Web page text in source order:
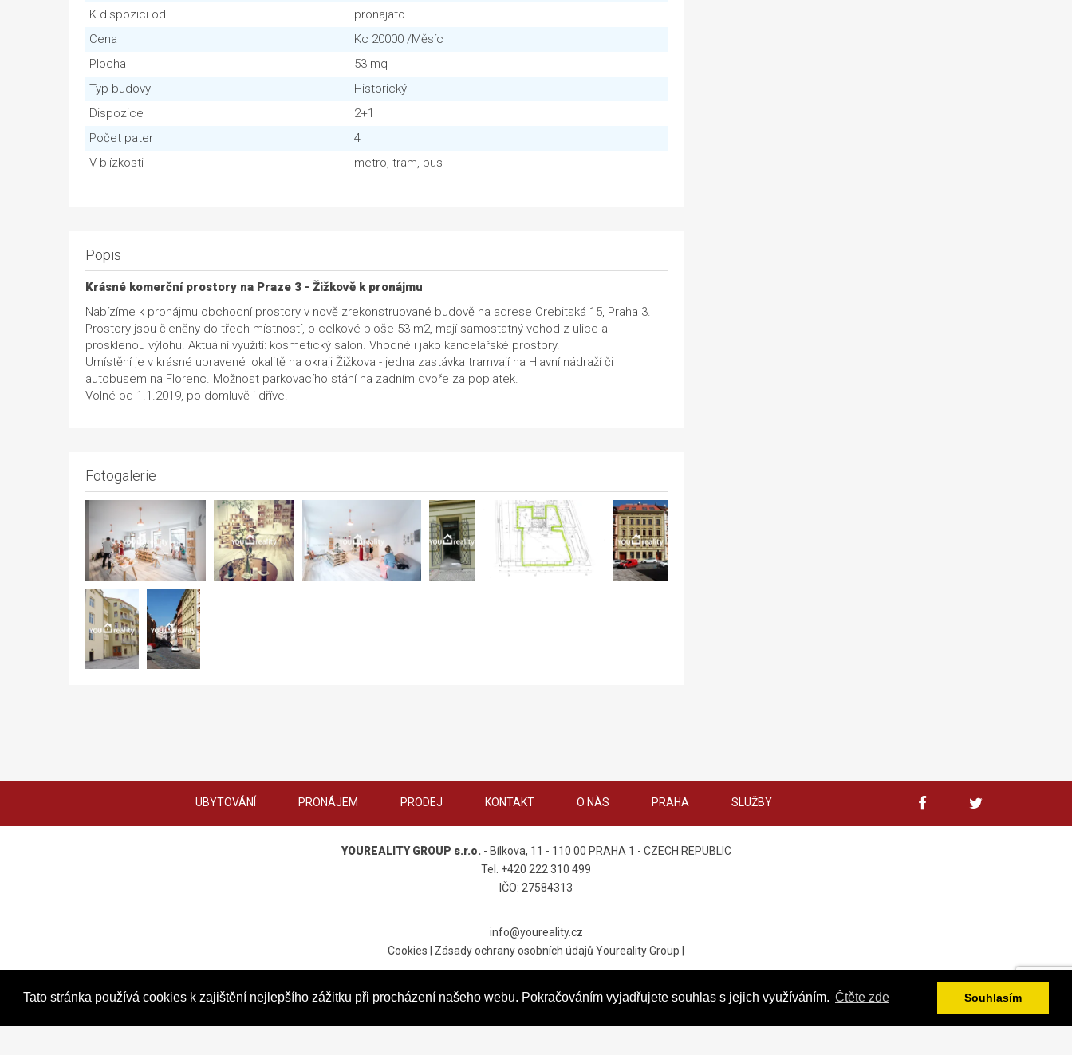
Tato stránka používá cookies k zajištění nejlepšího zážitku při procházení našeho webu. Pokračováním vyjadřujete souhlas s jejich využíváním. Čtěte zde Souhlasím
K dispozici od
pronajato
Cena
Kc 20000 /Měsíc
Plocha
53 mq
Typ budovy
Historický
Dispozice
2+1
Počet pater
4
V blízkosti
metro, tram, bus
Popis
Krásné komerční prostory na Praze 3 - Žižkově k pronájmu
Nabízíme k pronájmu obchodní prostory v nově zrekonstruované budově na adrese Orebitská 15, Praha 3.
Prostory jsou členěny do třech místností, o celkové ploše 53 m2, mají samostatný vchod z ulice a
prosklenou výlohu. Aktuální využití: kosmetický salon. Vhodné i jako kancelářské prostory.
Umístění je v krásné upravené lokalitě na okraji Žižkova - jedna zastávka tramvají na Hlavní nádraží či
autobusem na Florenc. Možnost parkovacího stání na zadním dvoře za poplatek.
Volné od 1.1.2019, po domluvě i dříve.
Fotogalerie
UBYTOVÁNÍ PRONÁJEM PRODEJ KONTAKT O NÀS PRAHA SLUŽBY
YOUREALITY GROUP s.r.o. - Bílkova, 11 - 110 00 PRAHA 1 - CZECH REPUBLIC
Tel. +420 222 310 499
IČO: 27584313
info@youreality.cz
Cookies
Zásady ochrany osobních údajů Youreality Group